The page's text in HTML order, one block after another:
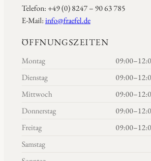
Telefon: +49 (0) 8247 – 90 63 785
E-Mail:info@fraefel.de
ÖFFNUNGSZEITEN
Montag
Dienstag
Mittwoch
Donnerstag
Freitag
Samstag